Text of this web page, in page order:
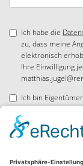
Ich habe die
zu, dass meine
elektronisch
Ihre Einwilligung
Ich bin
* Pflichtfelder